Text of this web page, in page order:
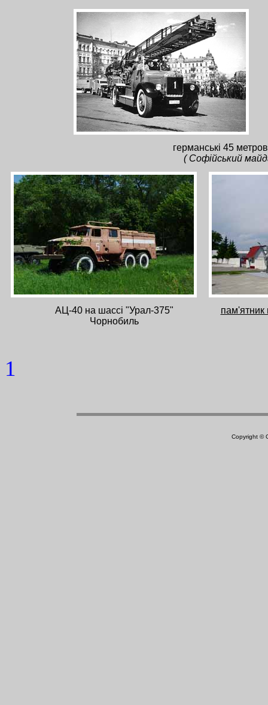
германські 45
( Софійський
АЦ-40 на шассі "Урал-375"
Чорнобиль
1
Copyright ©